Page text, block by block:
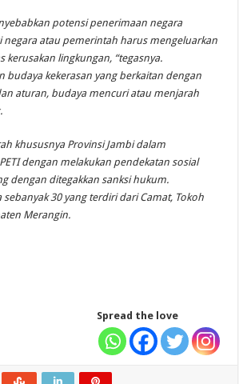
potensi penerimaan negara
negara atau pemerintah harus mengeluarkan
kerusakan lingkungan, “tegasnya.
budaya kekerasan yang berkaitan dengan
aturan, budaya mencuri atau menjarah
khususnya Provinsi Jambi dalam
dengan melakukan pendekatan sosial
dengan ditegakkan sanksi hukum.
sebanyak 30 yang terdiri dari Camat, Tokoh
Merangin.
Spread the love